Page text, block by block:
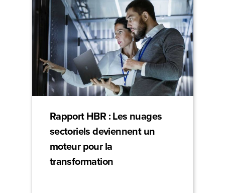
Rapport HBR : Les nuages
sectoriels deviennent un
moteur pour la
transformation